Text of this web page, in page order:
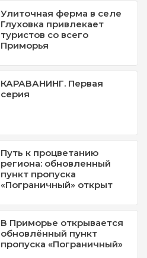
Улиточная ферма в селе
Глуховка привлекает
туристов со всего
Приморья
КАРАВАНИНГ. Первая
серия
Путь к процветанию
региона: обновленный
пункт пропуска
«Пограничный» открыт
В Приморье открывается
обновлённый пункт
пропуска «Пограничный»